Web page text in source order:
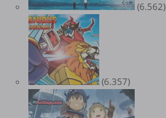
(6.562)
(6.357)